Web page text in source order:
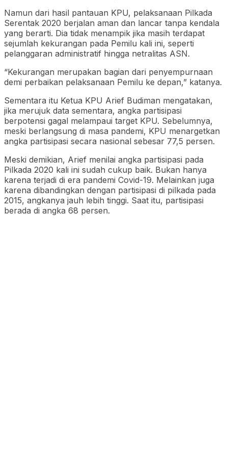
Namun dari hasil pantauan KPU, pelaksanaan Pilkada
Serentak 2020 berjalan aman dan lancar tanpa kendala
yang berarti. Dia tidak menampik jika masih terdapat
sejumlah kekurangan pada Pemilu kali ini, seperti
pelanggaran administratif hingga netralitas ASN.
“Kekurangan merupakan bagian dari penyempurnaan
demi perbaikan pelaksanaan Pemilu ke depan,” katanya.
Sementara itu Ketua KPU Arief Budiman mengatakan,
jika merujuk data sementara, angka partisipasi
berpotensi gagal melampaui target KPU. Sebelumnya,
meski berlangsung di masa pandemi, KPU menargetkan
angka partisipasi secara nasional sebesar 77,5 persen.
Meski demikian, Arief menilai angka partisipasi pada
Pilkada 2020 kali ini sudah cukup baik. Bukan hanya
karena terjadi di era pandemi Covid-19. Melainkan juga
karena dibandingkan dengan partisipasi di pilkada pada
2015, angkanya jauh lebih tinggi. Saat itu, partisipasi
berada di angka 68 persen.